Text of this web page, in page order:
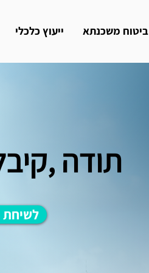
ביטוח משכנתא ייעוץ כלכלי
תודה
לשיחת